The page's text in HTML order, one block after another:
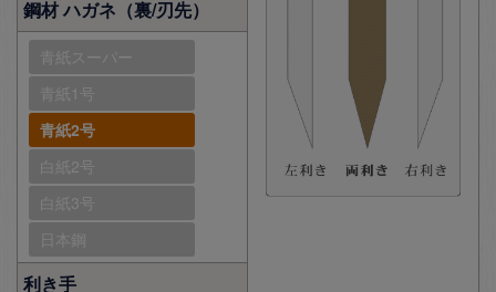
鋼材 ハガネ（裏/刃先）
青紙スーパー
青紙1号
青紙2号
白紙2号
白紙3号
日本鋼
利き手